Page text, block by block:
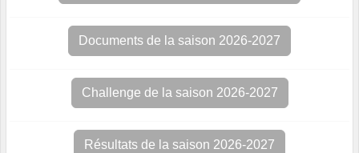
Documents de la saison 2026-2027
Challenge de la saison 2026-2027
Résultats de la saison 2026-2027